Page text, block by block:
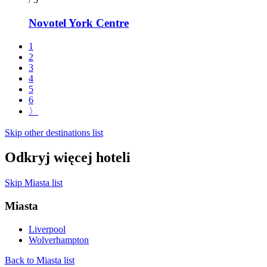
Novotel York Centre
1
2
3
4
5
6
〉
Skip other destinations list
Odkryj więcej hoteli
Skip Miasta list
Miasta
Liverpool
Wolverhampton
Back to Miasta list